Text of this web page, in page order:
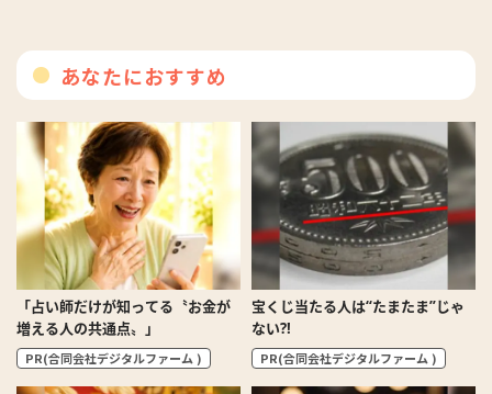
あなたにおすすめ
「占い師だけが知ってる〝お金が
増える人の共通点〟」
PR(合同会社デジタルファーム )
宝くじ当たる人は“たまたま”じゃ
ない?!
PR(合同会社デジタルファーム )